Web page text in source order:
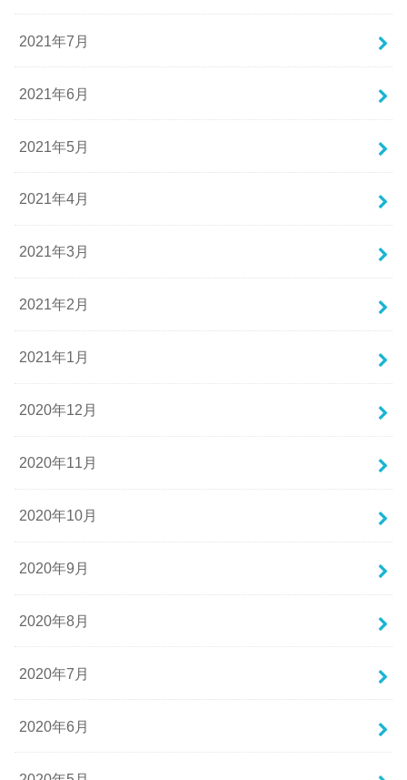
2021年7月
2021年6月
2021年5月
2021年4月
2021年3月
2021年2月
2021年1月
2020年12月
2020年11月
2020年10月
2020年9月
2020年8月
2020年7月
2020年6月